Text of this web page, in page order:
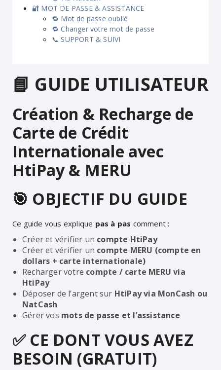
🔐 MOT DE PASSE & ASSISTANCE
🔁 Mot de passe oublié
🔁 Changer votre mot de passe
📞 SUPPORT & SUIVI
📘 GUIDE UTILISATEUR
Création & Recharge de
Carte de Crédit
Internationale avec
HtiPay & MERU
🎯 OBJECTIF DU GUIDE
Ce guide vous explique pas à pas comment :
Créer et vérifier un compte HtiPay
Créer et vérifier un compte MERU (compte en
dollars + carte internationale)
Recharger votre compte / carte MERU via
HtiPay
Déposer de l’argent sur HtiPay via MonCash ou
NatCash
Gérer vos mots de passe et l’assistance
✅ CE DONT VOUS AVEZ
BESOIN (GRATUIT)